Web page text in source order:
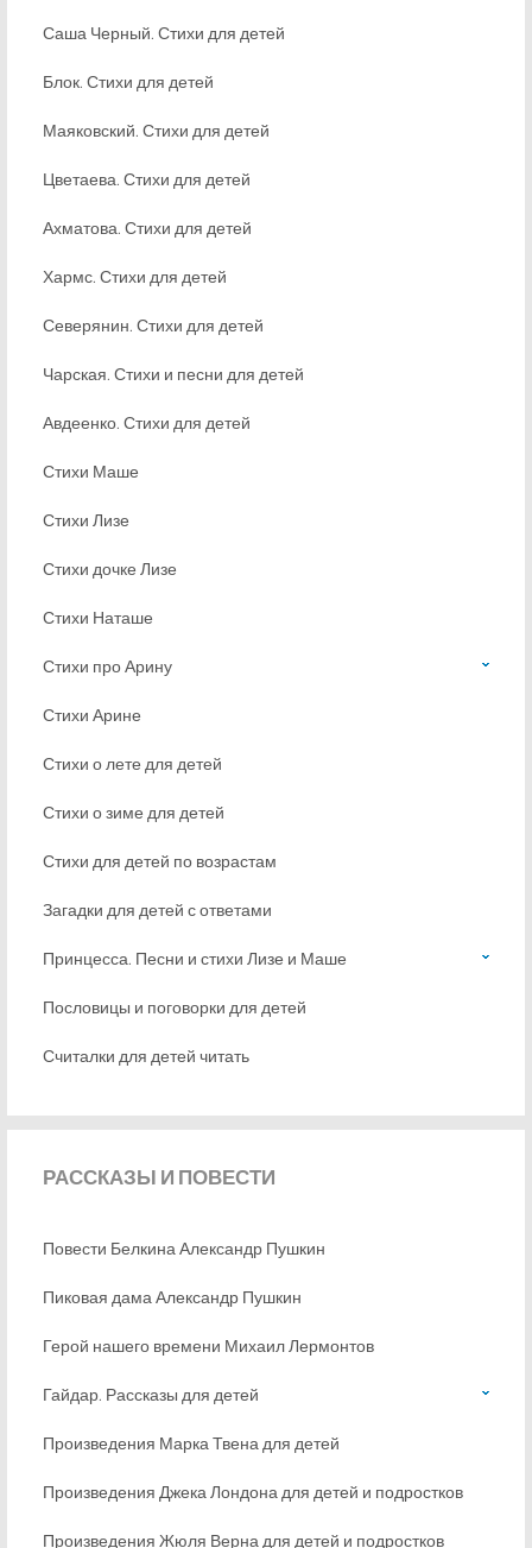
Саша Черный. Стихи для детей
Блок. Стихи для детей
Маяковский. Стихи для детей
Цветаева. Стихи для детей
Ахматова. Стихи для детей
Хармс. Стихи для детей
Северянин. Стихи для детей
Чарская. Стихи и песни для детей
Авдеенко. Стихи для детей
Стихи Маше
Стихи Лизе
Стихи дочке Лизе
Стихи Наташе
Стихи про Арину
Стихи Арине
Стихи о лете для детей
Стихи о зиме для детей
Стихи для детей по возрастам
Загадки для детей с ответами
Принцесса. Песни и стихи Лизе и Маше
Пословицы и поговорки для детей
Считалки для детей читать
РАССКАЗЫ И ПОВЕСТИ
Повести Белкина Александр Пушкин
Пиковая дама Александр Пушкин
Герой нашего времени Михаил Лермонтов
Гайдар. Рассказы для детей
Произведения Марка Твена для детей
Произведения Джека Лондона для детей и подростков
Произведения Жюля Верна для детей и подростков